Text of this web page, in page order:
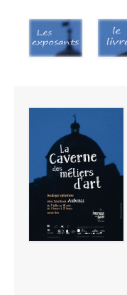
Miryan
Annie Mayan
Brigitte
Annie
Quas’art
Danièle